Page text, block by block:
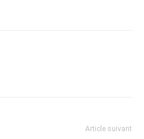
Article suivant